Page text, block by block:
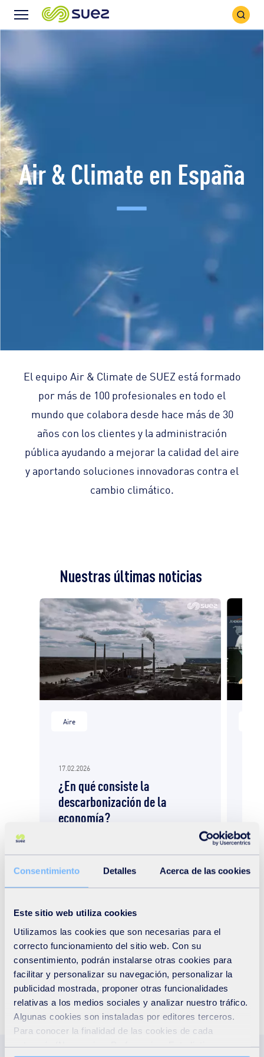
Consentimiento Detalles Acerca de las cookies
Este sitio web utiliza cookies
Utilizamos las cookies que son necesarias para el
correcto funcionamiento del sitio web. Con su
consentimiento, podrán instalarse otras cookies para
facilitar y personalizar su navegación, personalizar la
publicidad mostrada, proponer otras funcionalidades
relativas a los medios sociales y analizar nuestro tráfico.
Algunas cookies son instaladas por editores terceros.
Para conocer la finalidad de las cookies de cada
Menu
Search
Icon
Air & Climate en España
El equipo Air & Climate de SUEZ está formado
por más de 100 profesionales en todo el
mundo que colabora desde hace más de 30
años con los clientes y la administración
pública ayudando a mejorar la calidad del aire
y aportando soluciones innovadoras contra el
cambio climático.
Nuestras últimas noticias
Aire
17.02.2026
¿En qué consiste la
descarbonización de la
economía?
SXXI. Hace...
en
Todas noticias